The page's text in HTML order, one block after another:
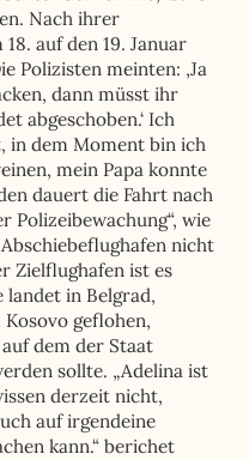
Nach ihrer
auf den 19. Januar
Polizisten meinten: ‚Ja
dann müsst ihr
abgeschoben.‘ Ich
in dem Moment bin ich
mein Papa konnte
dauert die Fahrt nach
Polizeibewachung“, wie
nicht
Zielflughafen ist es
landet in Belgrad,
Kosovo geflohen,
dem der Staat
sollte. „Adelina ist
derzeit nicht,
auf irgendeine
kann.“ berichet